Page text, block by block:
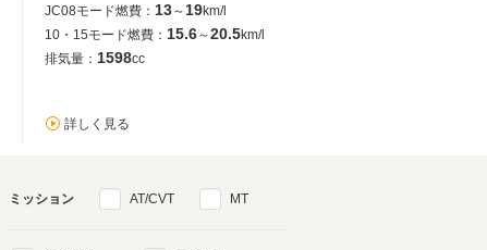
JC08モード燃費： 13～ 19km/l
10・15モード燃費： 15.6～20.5km/l
排気量： 1598cc
詳しく見る
ミッション AT/CVT MT